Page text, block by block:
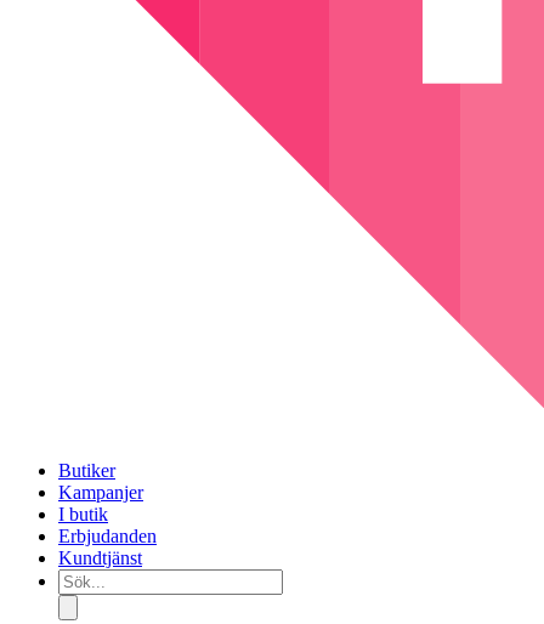
Butiker
Kampanjer
I butik
Erbjudanden
Kundtjänst
Sök...